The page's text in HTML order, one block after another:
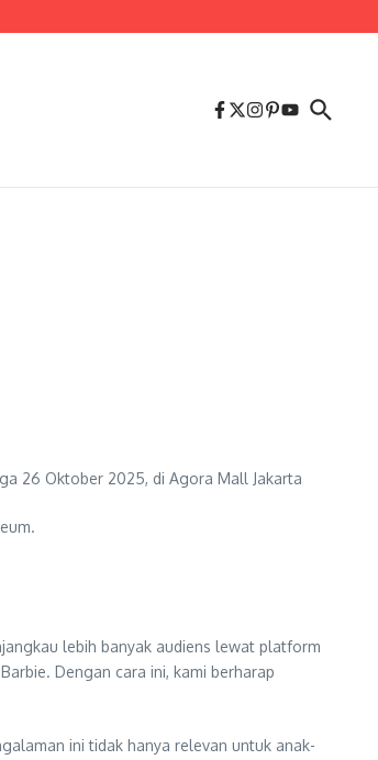
26 Oktober 2025, di Agora Mall Jakarta
lebih banyak audiens lewat platform
Dengan cara ini, kami berharap
ini tidak hanya relevan untuk anak-